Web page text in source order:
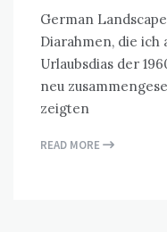
German
Diarahmen, die ich
Urlaubsdias der
neu
zeigten
READ MORE